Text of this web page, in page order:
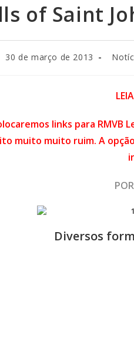
of Saint
30 de março de 2013
links para
muito muito ruim. A
Diversos